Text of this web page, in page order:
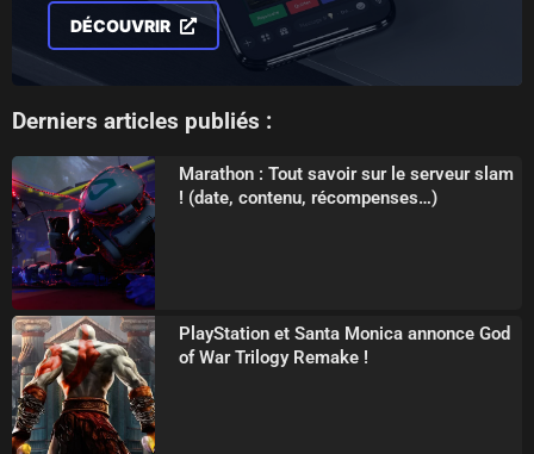
DÉCOUVRIR
Derniers articles publiés :
Marathon : Tout savoir sur le serveur slam
! (date, contenu, récompenses…)
PlayStation et Santa Monica annonce God
of War Trilogy Remake !